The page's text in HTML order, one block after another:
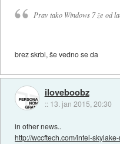
Prav tako Windows 7 že od
brez skrbi, še vedno se da
iloveboobz
:: 13. jan 2015, 20:30
in other news..
http://wccftech.com/intel-skylake-